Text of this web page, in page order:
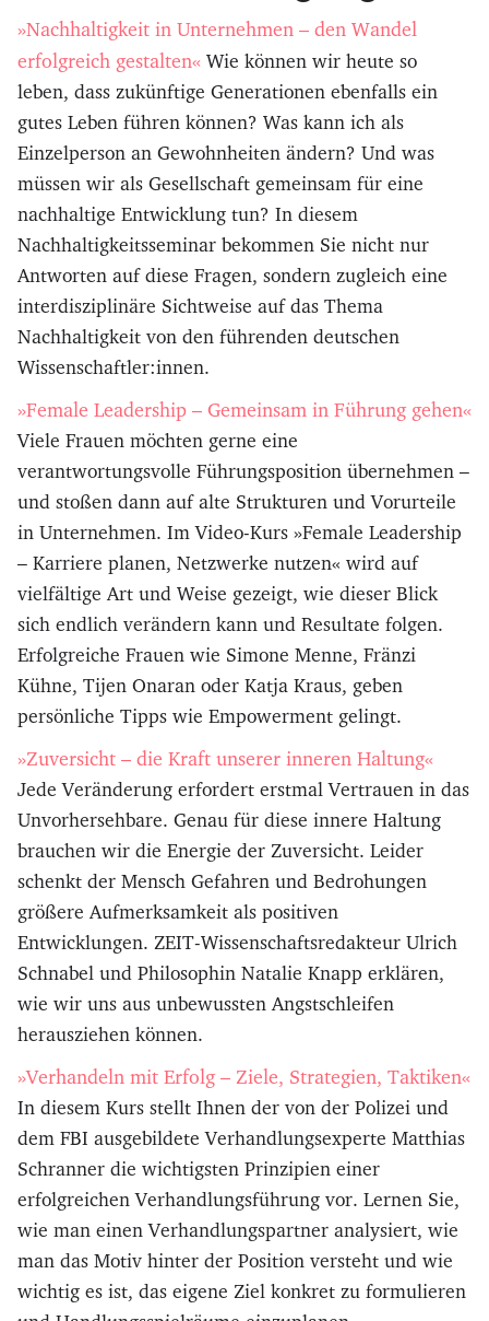
»Nachhaltigkeit in Unternehmen – den Wandel
erfolgreich gestalten« Wie können wir heute so
leben, dass zukünftige Generationen ebenfalls ein
gutes Leben führen können? Was kann ich als
Einzelperson an Gewohnheiten ändern? Und was
müssen wir als Gesellschaft gemeinsam für eine
nachhaltige Entwicklung tun? In diesem
Nachhaltigkeitsseminar bekommen Sie nicht nur
Antworten auf diese Fragen, sondern zugleich eine
interdisziplinäre Sichtweise auf das Thema
Nachhaltigkeit von den führenden deutschen
Wissenschaftler:innen.
»Female Leadership – Gemeinsam in Führung gehen«
Viele Frauen möchten gerne eine
verantwortungsvolle Führungsposition übernehmen –
und stoßen dann auf alte Strukturen und Vorurteile
in Unternehmen. Im Video-Kurs »Female Leadership
– Karriere planen, Netzwerke nutzen« wird auf
vielfältige Art und Weise gezeigt, wie dieser Blick
sich endlich verändern kann und Resultate folgen.
Erfolgreiche Frauen wie Simone Menne, Fränzi
Kühne, Tijen Onaran oder Katja Kraus, geben
persönliche Tipps wie Empowerment gelingt.
»Zuversicht – die Kraft unserer inneren Haltung«
Jede Veränderung erfordert erstmal Vertrauen in das
Unvorhersehbare. Genau für diese innere Haltung
brauchen wir die Energie der Zuversicht. Leider
schenkt der Mensch Gefahren und Bedrohungen
größere Aufmerksamkeit als positiven
Entwicklungen. ZEIT-Wissenschaftsredakteur Ulrich
Schnabel und Philosophin Natalie Knapp erklären,
wie wir uns aus unbewussten Angstschleifen
herausziehen können.
»Verhandeln mit Erfolg – Ziele, Strategien, Taktiken«
In diesem Kurs stellt Ihnen der von der Polizei und
dem FBI ausgebildete Verhandlungsexperte Matthias
Schranner die wichtigsten Prinzipien einer
erfolgreichen Verhandlungsführung vor. Lernen Sie,
wie man einen Verhandlungspartner analysiert, wie
man das Motiv hinter der Position versteht und wie
wichtig es ist, das eigene Ziel konkret zu formulieren